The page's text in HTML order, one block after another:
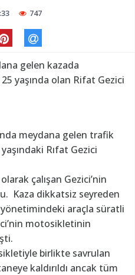
747
gelen kazada
yaşında olan Rifat Gezici
meydana gelen trafik
Rıfat Gezici
çalışan Gezici’nin
Kaza dikkatsiz seyreden
yönetimindeki araçla süratli
motosikletinin
birlikte savrulan
kaldırıldı ancak tüm